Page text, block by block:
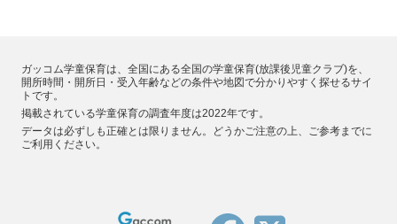
ガッコム学童保育は、全国にある全国の学童保育(放課後児童クラブ)を、
開所時間・開所日・受入年齢などの条件や地図で分かりやすく探せるサイ
トです。
掲載されている学童保育の調査年度は2022年です。
データは必ずしも正確とは限りません。どうかご注意の上、ご参考までに
ご利用ください。